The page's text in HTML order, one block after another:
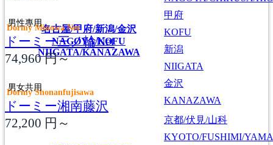
名古屋/甲府/新潟/金沢
NAGOYA/KOFU
NIIGATA/KANAZAWA
甲府
KOFU
新潟
NIIGATA
金沢
KANAZAWA
京都/伏見/山科
KYOTO/FUSHIMI/
男性專用
Dormy Minowa Net
ドーミー三ノ輪Net
74,960円～
男女共用
Dormy Shonanfujisawa
ドーミー湘南藤沢
72,200 円～